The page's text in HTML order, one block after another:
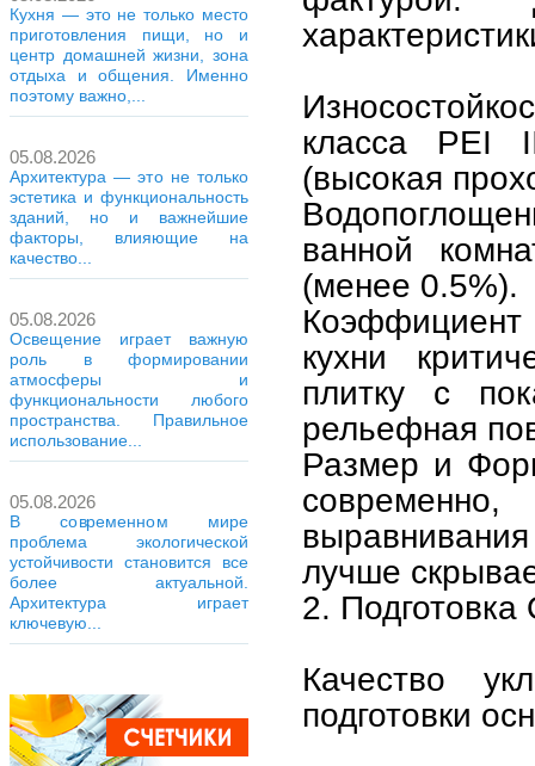
Кухня — это не только место
приготовления пищи, но и
центр домашней жизни, зона
отдыха и общения. Именно
поэтому важно,...
05.08.2026
Архитектура — это не только
эстетика и функциональность
зданий, но и важнейшие
факторы, влияющие на
качество...
05.08.2026
Освещение играет важную
роль в формировании
атмосферы и
функциональности любого
пространства. Правильное
использование...
05.08.2026
В современном мире
проблема экологической
устойчивости становится все
более актуальной.
Архитектура играет
ключевую...
класса PEI
(высокая
ванной
(менее 0.5%).
кухни
плитку с
рельефная
Размер и
лучше
2.
Качество
подготовки